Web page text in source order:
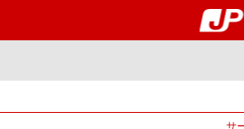
サ